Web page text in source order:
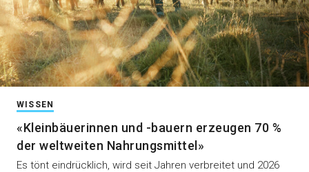
WISSEN
«Kleinbäuerinnen und -bauern erzeugen 70 %
der weltweiten Nahrungsmittel»
Es tönt eindrücklich, wird seit Jahren verbreitet und 2026